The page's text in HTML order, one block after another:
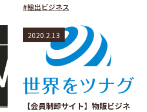
#輸出ビジネス
2020.2.13
【会員制卸サイト】物販ビジネ